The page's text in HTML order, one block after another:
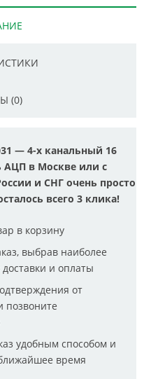
(0)
— 4-х канальный 16
АЦП в Москве или с
и СНГ очень просто
всего 3 клика!
в корзину
выбрав наиболее
и оплаты
от
позвоните
удобным способом и
время